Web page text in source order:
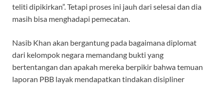
teliti dipikirkan”. Tetapi proses ini jauh dari selesai dan dia
masih bisa menghadapi pemecatan.
Nasib Khan akan bergantung pada bagaimana diplomat
dari kelompok negara memandang bukti yang
bertentangan dan apakah mereka berpikir bahwa temuan
laporan PBB layak mendapatkan tindakan disipliner